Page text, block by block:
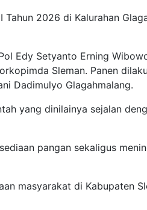
2026 di Kalurahan
Edy Setyanto Erning
Sleman. Panen
Dadimulyo Glagahmalang.
yang dinilainya sejalan
pangan sekaligus
masyarakat di Kabupaten